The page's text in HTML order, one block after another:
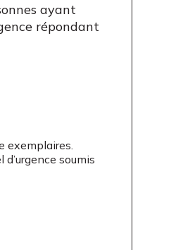
ayant
répondant
exemplaires.
soumis